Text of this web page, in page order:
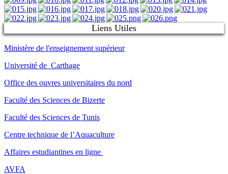
Liens Utiles
Ministère de l'enseignement supérieur
Université de Carthage
Office des ouvres universitaires du nord
Faculté des Sciences de Bizerte
Faculté des Sciences de Tunis
Centre technique de l’Aquaculture
Affaires estudiantines en ligne
AVFA